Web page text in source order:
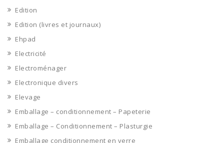
Edition
Edition (livres et journaux)
Ehpad
Electricité
Electroménager
Electronique divers
Elevage
Emballage – conditionnement – Papeterie
Emballage – Conditionnement – Plasturgie
Emballage conditionnement en verre